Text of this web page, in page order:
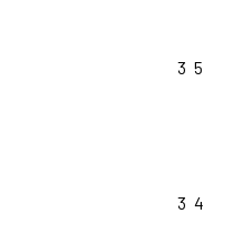
3 5
3 4